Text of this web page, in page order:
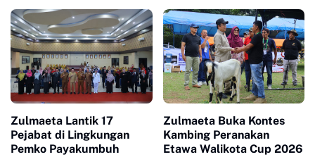
Budaya Minangkabau
Zulmaeta Lantik 17
Pejabat di Lingkungan
Pemko Payakumbuh
Zulmaeta Buka Kontes
Kambing Peranakan
Etawa Walikota Cup 2026